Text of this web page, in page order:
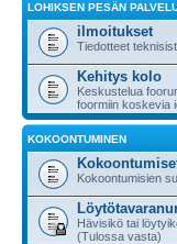
LOHIKSEN PESÄN
ilmoitukset
Tiedotteet
Kehitys kolo
Keskustelua
foormiin koskevia
KOKOONTUMINEN
Kokoontumisien
Hävisikö tai
(Tulossa vasta)